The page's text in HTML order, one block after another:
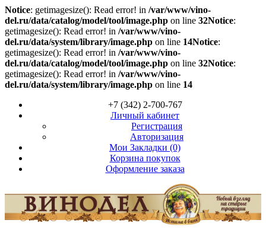
Notice: getimagesize(): Read error! in /var/www/vino-
del.ru/data/catalog/model/tool/image.php on line 32Notice:
getimagesize(): Read error! in /var/www/vino-
del.ru/data/system/library/image.php on line 14Notice:
getimagesize(): Read error! in /var/www/vino-
del.ru/data/catalog/model/tool/image.php on line 32Notice:
getimagesize(): Read error! in /var/www/vino-
del.ru/data/system/library/image.php on line 14
+7 (342) 2-700-767
Личный кабинет
Регистрация
Авторизация
Мои Закладки (0)
Корзина покупок
Оформление заказа